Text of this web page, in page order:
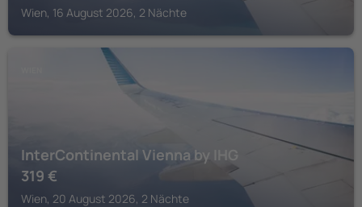
Wien, 16 August 2026, 2 Nächte
InterContinental Vienna by IHG
319 €
Wien, 20 August 2026, 2 Nächte